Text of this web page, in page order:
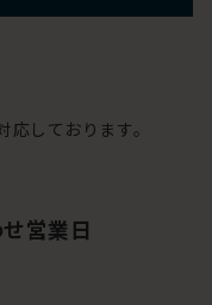
しております。
営業日